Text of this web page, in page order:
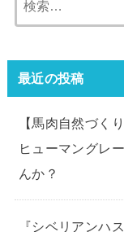
最近の投稿
【馬肉自然づく
ヒューマングレ
んか？
『シベリアンハ